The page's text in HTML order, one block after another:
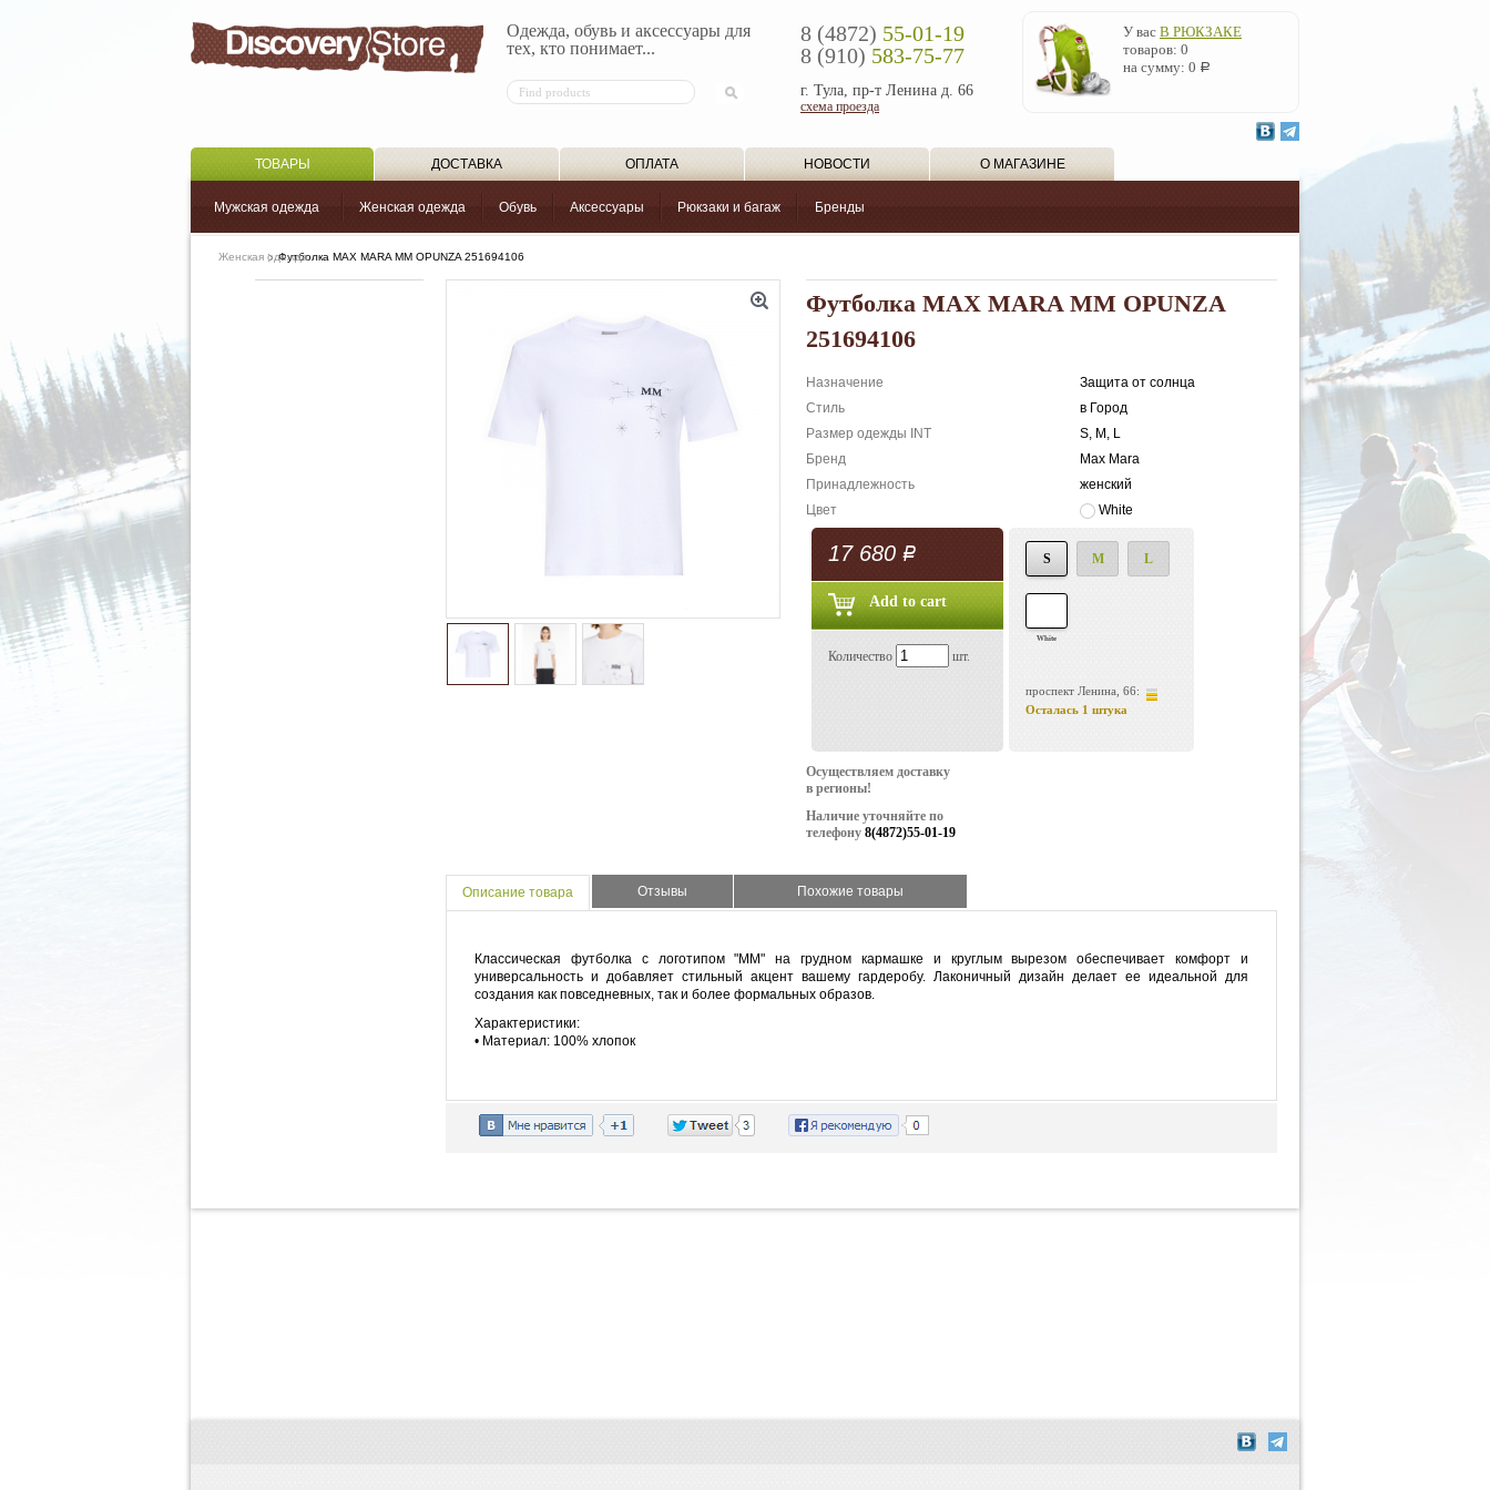
Одежда, обувь и аксессуары для
тех, кто понимает...
8 (4872) 55-01-19
8 (910) 583-75-77
г. Тула, пр-т Ленина д. 66
схема проезда
У вас В РЮКЗАКЕ
товаров: 0
на сумму: 0 Р
ТОВАРЫ ДОСТАВКА ОПЛАТА НОВОСТИ О МАГАЗИНЕ
Мужская одежда Женская одежда Обувь Аксессуары Рюкзаки и багаж Бренды
Женская одеждаФутболка MAX MARA MM OPUNZA 251694106
Футболка MAX MARA MM OPUNZA
251694106
Назначение
Защита от солнца
Стиль
в Город
Размер одежды INT
S, M, L
Бренд
Max Mara
Принадлежность
женский
Цвет
White
17 680 Р S M L
White
проспект Ленина, 66:
Осталась 1 штука
Количество шт.
Осуществляем доставку
в регионы!
Наличие уточняйте по
телефону 8(4872)55-01-19
Описание товара Отзывы Похожие товары
Классическая футболка с логотипом "MM" на грудном кармашке и круглым вырезом обеспечивает комфорт и
универсальность и добавляет стильный акцент вашему гардеробу. Лаконичный дизайн делает ее идеальной для
создания как повседневных, так и более формальных образов.
Характеристики:
• Материал: 100% хлопок